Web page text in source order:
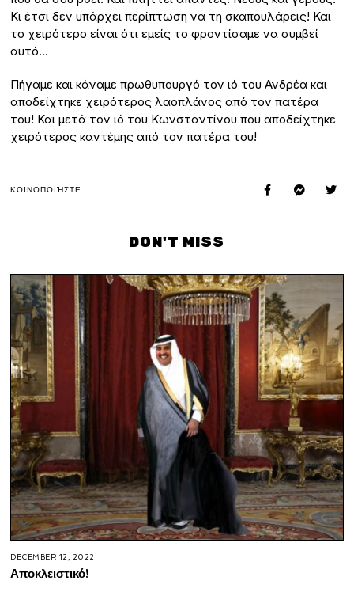
Κι έτσι δεν υπάρχει περίπτωση να τη σκαπουλάρεις! Και
το χειρότερο είναι ότι εμείς το φροντίσαμε να συμβεί
αυτό…
Πήγαμε και κάναμε πρωθυπουργό τον ιό του Ανδρέα και
αποδείχτηκε χειρότερος λαοπλάνος από τον πατέρα
του! Και μετά τον ιό του Κωνσταντίνου που αποδείχτηκε
χειρότερος καντέμης από τον πατέρα του!
ΚΟΙΝΟΠΟΙΉΣΤΕ
DON'T MISS
DECEMBER 12, 2022
Αποκλειστικό!